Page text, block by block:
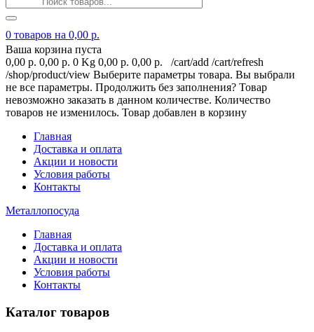
0 товаров на 0,00 р.
Ваша корзина пуста
0,00 р. 0,00 р. 0 Kg 0,00 р. 0,00 р. /cart/add /cart/refresh
/shop/product/view Выберите параметры товара. Вы выбрали
не все параметры. Продолжить без заполнения? Товар
невозможно заказать в данном количестве. Количество
товаров не изменилось. Товар добавлен в корзину
Главная
Доставка и оплата
Акции и новости
Условия работы
Контакты
Металлопосуда
Главная
Доставка и оплата
Акции и новости
Условия работы
Контакты
Каталог товаров